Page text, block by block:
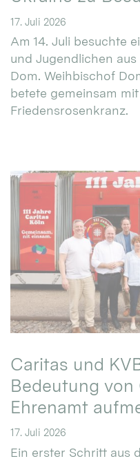
17. Juli 2026
Am 14. Juli besuchte
und Jugendlichen
Dom. Weihbischof
betete gemeinsam
Friedensrosenkranz.
Caritas und
Bedeutung
Ehrenamt
17. Juli 2026
Ein erster Schritt aus